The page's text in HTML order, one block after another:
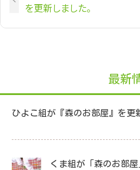
を更新しました。
最新
ひよこ組が『森のお部屋』を更
くま組が「森のお部屋